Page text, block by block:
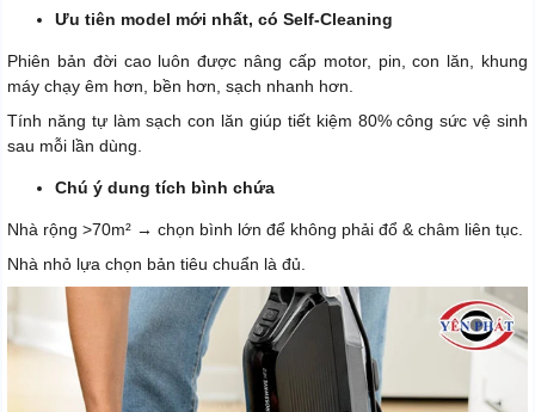
Ưu tiên model mới nhất, có Self-Cleaning
Phiên bản đời cao luôn được nâng cấp motor, pin, con lăn, khung
máy chạy êm hơn, bền hơn, sạch nhanh hơn.
Tính năng tự làm sạch con lăn giúp tiết kiệm 80% công sức vệ sinh
sau mỗi lần dùng.
Chú ý dung tích bình chứa
Nhà rộng >70m² → chọn bình lớn để không phải đổ & châm liên tục.
Nhà nhỏ lựa chọn bản tiêu chuẩn là đủ.